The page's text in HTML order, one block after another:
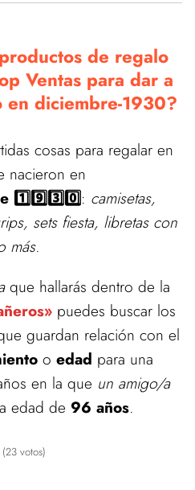
de regalo
Ventas para dar a
diciembre-1930?
cosas para regalar en
nacieron en
: camisetas,
sets fiesta, libretas con
más.
que hallarás dentro de la
puedes buscar los
guardan relación con el
o edad para una
en la que un amigo/a
edad de 96 años.
votos)